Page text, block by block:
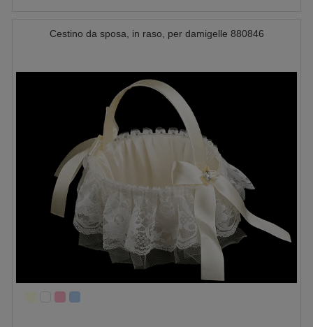
Cestino da sposa, in raso, per damigelle 880846